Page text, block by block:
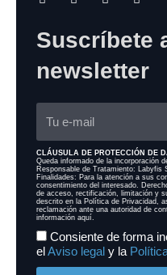
Suscríbete
newsletter
CLÁUSULA DE PROTECCIÓN DE
Queda informado de la incorporación
Responsable de Tratamiento: Labyfis
Finalidades: Para la atención a sus
consentimiento del interesado.
de acceso, rectificación, limitación y
descrito en la Política de Privacidad,
reclamación ante una autoridad de
información aquí.
Consiente de forma
elAviso legal y la